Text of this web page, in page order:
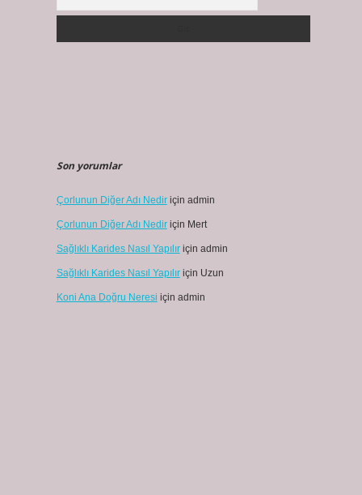
Son yorumlar
Çorlunun Diğer Adı Nediriçin admin
Çorlunun Diğer Adı Nediriçin Mert
Sağlıklı Karides Nasıl Yapılıriçin admin
Sağlıklı Karides Nasıl Yapılıriçin Uzun
Koni Ana Doğru Neresi için admin